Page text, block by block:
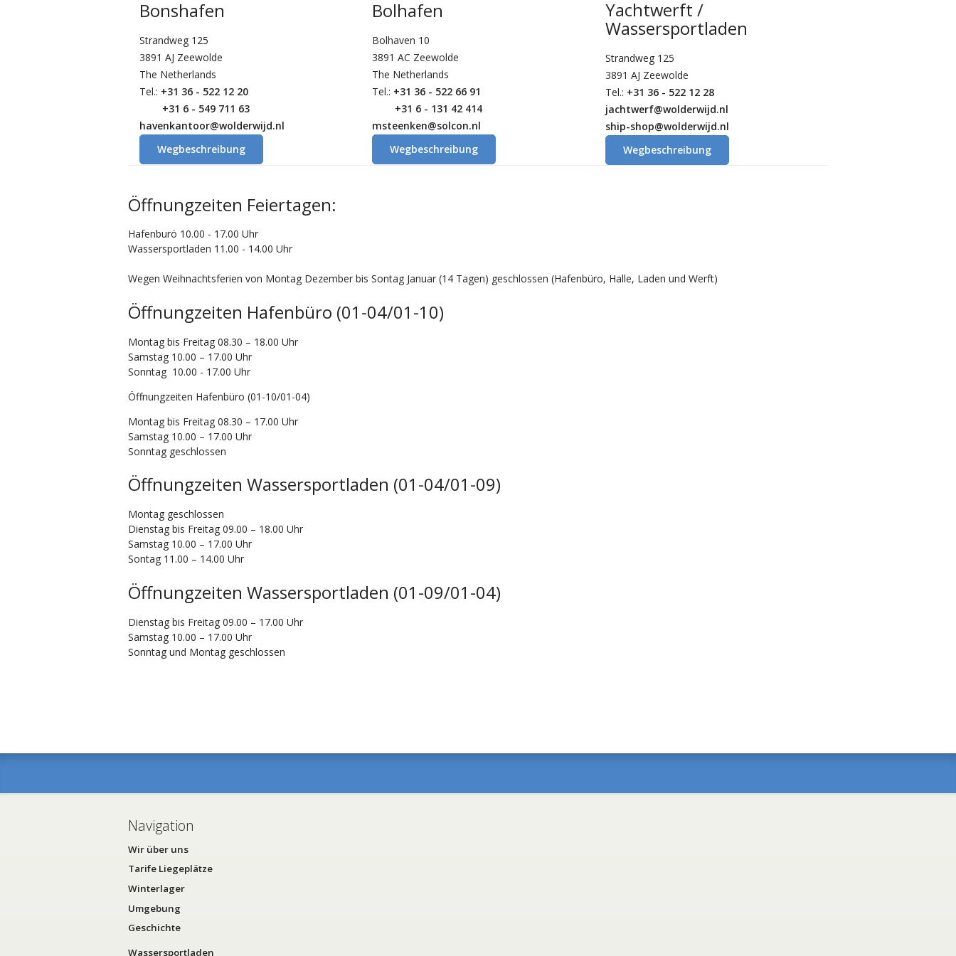
Bonshafen
Strandweg 125
3891 AJ Zeewolde
The Netherlands
Tel.: +31 36 - 522 12 20
+31 6 - 549 711 63
havenkantoor@wolderwijd.nl
Wegbeschreibung
Bolhafen
Bolhaven 10
3891 AC Zeewolde
The Netherlands
Tel.: +31 36 - 522 66 91
+31 6 - 131 42 414
msteenken@solcon.nl
Wegbeschreibung
Yachtwerft /
Wassersportladen
Strandweg 125
3891 AJ Zeewolde
Tel.: +31 36 - 522 12 28
jachtwerf@wolderwijd.nl
ship-shop@wolderwijd.nl
Wegbeschreibung
Öffnungzeiten Feiertagen:
Hafenburö 10.00 - 17.00 Uhr
Wassersportladen 11.00 - 14.00 Uhr
Wegen Weihnachtsferien von Montag Dezember bis Sontag Januar (14 Tagen) geschlossen (Hafenbüro, Halle, Laden und Werft)
Öffnungzeiten Hafenbüro (01-04/01-10)
Montag bis Freitag 08.30 – 18.00 Uhr
Samstag 10.00 – 17.00 Uhr
Sonntag 10.00 - 17.00 Uhr
Öffnungzeiten Hafenbüro (01-10/01-04)
Montag bis Freitag 08.30 – 17.00 Uhr
Samstag 10.00 – 17.00 Uhr
Sonntag geschlossen
Öffnungzeiten Wassersportladen (01-04/01-09)
Montag geschlossen
Dienstag bis Freitag 09.00 – 18.00 Uhr
Samstag 10.00 – 17.00 Uhr
Sontag 11.00 – 14.00 Uhr
Öffnungzeiten Wassersportladen (01-09/01-04)
Dienstag bis Freitag 09.00 – 17.00 Uhr
Samstag 10.00 – 17.00 Uhr
Sonntag und Montag geschlossen
Navigation
Wir über uns
Tarife Liegeplätze
Winterlager
Umgebung
Geschichte
Wassersportladen